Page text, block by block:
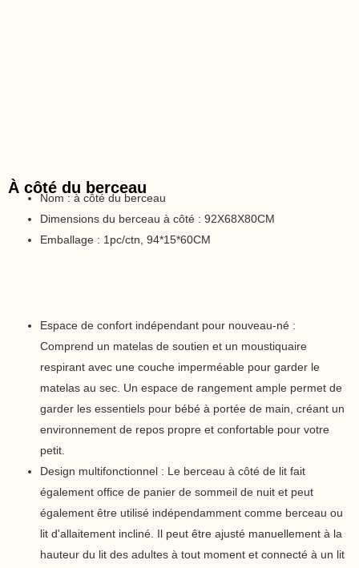
À côté du berceau
Nom : à côté du berceau
Dimensions du berceau à côté : 92X68X80CM
Emballage : 1pc/ctn, 94*15*60CM
Espace de confort indépendant pour nouveau-né :
Comprend un matelas de soutien et un moustiquaire
respirant avec une couche imperméable pour garder le
matelas au sec. Un espace de rangement ample permet de
garder les essentiels pour bébé à portée de main, créant un
environnement de repos propre et confortable pour votre
petit.
Design multifonctionnel : Le berceau à côté de lit fait
également office de panier de sommeil de nuit et peut
également être utilisé indépendamment comme berceau ou
lit d'allaitement incliné. Il peut être ajusté manuellement à la
hauteur du lit des adultes à tout moment et connecté à un lit